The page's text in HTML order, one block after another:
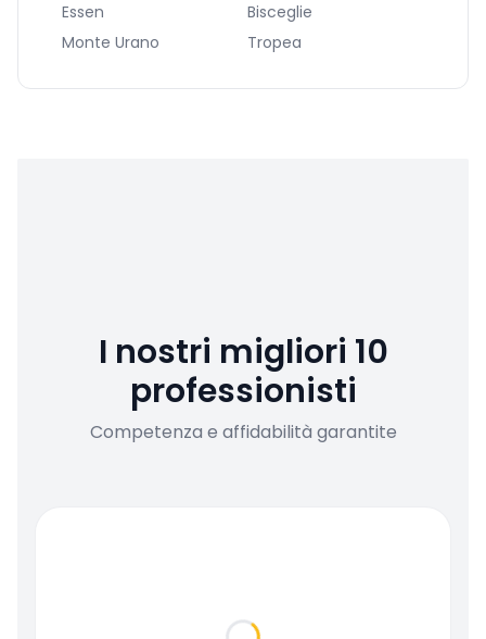
Essen
Bisceglie
Monte Urano
Tropea
I nostri migliori 10
professionisti
Competenza e affidabilità garantite